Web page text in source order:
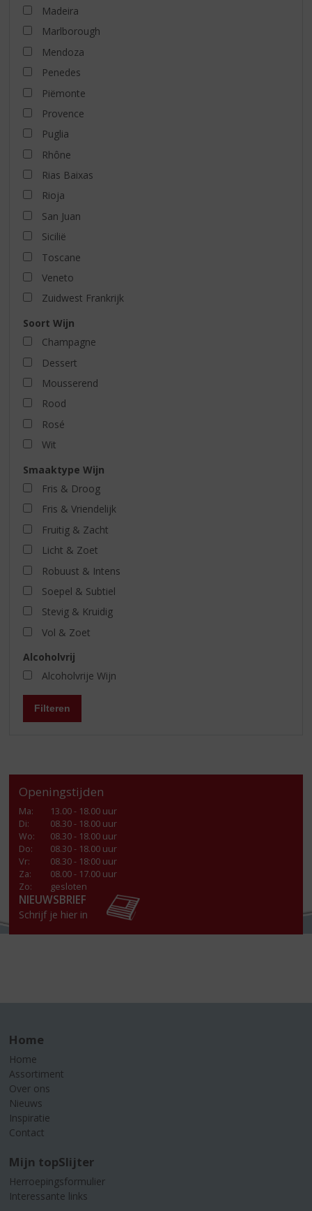
Madeira
Marlborough
Mendoza
Penedes
Piëmonte
Provence
Puglia
Rhône
Rias Baixas
Rioja
San Juan
Sicilië
Toscane
Veneto
Zuidwest Frankrijk
Soort Wijn
Champagne
Dessert
Mousserend
Rood
Rosé
Wit
Smaaktype Wijn
Fris & Droog
Fris & Vriendelijk
Fruitig & Zacht
Licht & Zoet
Robuust & Intens
Soepel & Subtiel
Stevig & Kruidig
Vol & Zoet
Alcoholvrij
Alcoholvrije Wijn
Filteren
Openingstijden
Ma:
13.00 - 18.00 uur
Di:
08.30 - 18.00 uur
Wo:
08.30 - 18.00 uur
Do:
08.30 - 18.00 uur
Vr:
08.30 - 18:00 uur
Za:
08.00 - 17.00 uur
Zo:
gesloten
NIEUWSBRIEF
Schrijf je hier in
Home
Home
Assortiment
Over ons
Nieuws
Inspiratie
Contact
Mijn topSlijter
Herroepingsformulier
Interessante links